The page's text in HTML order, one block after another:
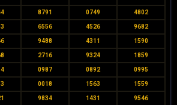
8791 0749 4802
6556 4526 9682
9488 4311 1590
2716 9324 1859
0987 0892 0995
0018 1563 1559
9834 1431 9546